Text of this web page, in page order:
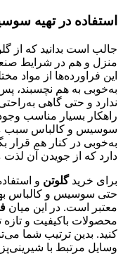
استفاده در تهیه
جالب است بدانید که از
منزل و هم در شرایط
این فراورده‌ها از مواد
به‌خوبی به هم نچسبند،
ندارد و حتی گاهی
راهکار بسیار مناسب
سوسیس و کالباس سبب
به‌خوبی در کنار هم قرار
دارد که از جویدن آن لذت
برای خریدگلوتن و
حتی سوسیس و کالباس
معتبر است. در این میان
محصولات باکیفیت و
کنید. بدین ترتیب شما
وسایل مرتبط با